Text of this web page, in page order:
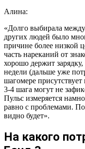
Алина:
«Долго выбирала
других людей было
причине более низкой
часть нареканий от
хорошо держит
недели (дальше уже
шагомере
3-4 шага могут не
Пульс измеряется
равно с проблемами.
видно будет».
На какого